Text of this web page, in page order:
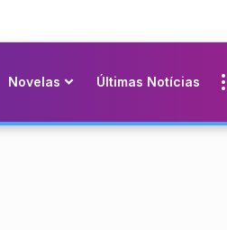
Novelas Últimas Notícias